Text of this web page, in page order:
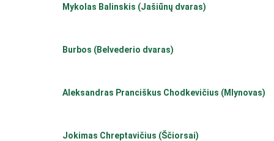
Mykolas Balinskis (Jašiūnų dvaras)
Burbos (Belvederio dvaras)
Aleksandras Pranciškus Chodkevičius (Mlynovas)
Jokimas Chreptavičius (Ščiorsai)